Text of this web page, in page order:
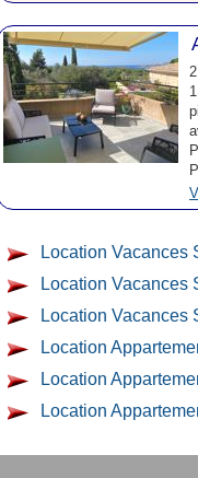
Location Vacances
Location Vacances
Location Vacances
Location
Location
Location